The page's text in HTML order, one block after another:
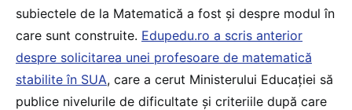
subiectele de la Matematică a fost și despre modul în
care sunt construite. Edupedu.ro a scris anterior
despre solicitarea unei profesoare de matematică
stabilite în SUA, care a cerut Ministerului Educației să
publice nivelurile de dificultate și criteriile după care